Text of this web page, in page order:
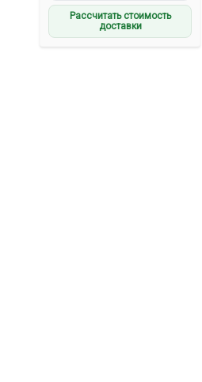
Рассчитать стоимость
доставки